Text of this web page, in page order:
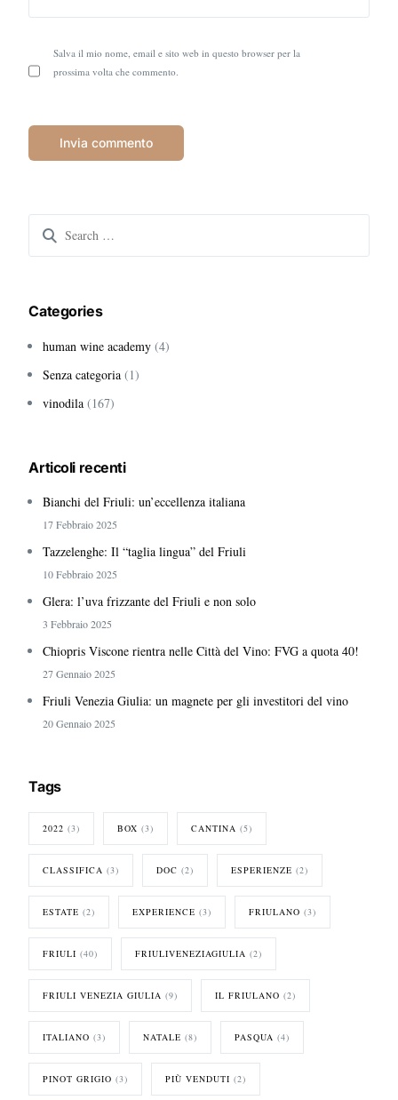
Salva il mio nome, email e sito web in questo browser per la
prossima volta che commento.
Search
Categories
human wine academy (4)
Senza categoria (1)
vinodila (167)
Articoli recenti
Bianchi del Friuli: un’eccellenza italiana
17 Febbraio 2025
Tazzelenghe: Il “taglia lingua” del Friuli
10 Febbraio 2025
Glera: l’uva frizzante del Friuli e non solo
3 Febbraio 2025
Chiopris Viscone rientra nelle Città del Vino: FVG a quota 40!
27 Gennaio 2025
Friuli Venezia Giulia: un magnete per gli investitori del vino
20 Gennaio 2025
Tags
2022 (3) BOX (3) CANTINA (5)
CLASSIFICA (3) DOC (2) ESPERIENZE (2)
ESTATE (2) EXPERIENCE (3) FRIULANO (3)
FRIULI (40) FRIULIVENEZIAGIULIA (2)
FRIULI VENEZIA GIULIA (9) IL FRIULANO (2)
ITALIANO (3) NATALE (8) PASQUA (4)
PINOT GRIGIO (3) PIÙ VENDUTI (2)